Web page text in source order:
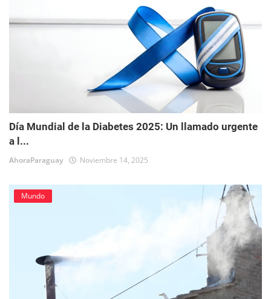
Día Mundial de la Diabetes 2025: Un llamado urgente
a l...
AhoraParaguay Noviembre 14, 2025
Mundo